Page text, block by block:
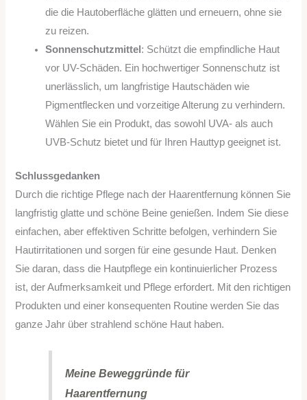
die die Hautoberfläche glätten und erneuern, ohne sie
zu reizen.
Sonnenschutzmittel : Schützt die empfindliche Haut
vor UV-Schäden. Ein hochwertiger Sonnenschutz ist
unerlässlich, um langfristige Hautschäden wie
Pigmentflecken und vorzeitige Alterung zu verhindern.
Wählen Sie ein Produkt, das sowohl UVA- als auch
UVB-Schutz bietet und für Ihren Hauttyp geeignet ist.
Schlussgedanken
Durch die richtige Pflege nach der Haarentfernung können Sie
langfristig glatte und schöne Beine genießen. Indem Sie diese
einfachen, aber effektiven Schritte befolgen, verhindern Sie
Hautirritationen und sorgen für eine gesunde Haut. Denken
Sie daran, dass die Hautpflege ein kontinuierlicher Prozess
ist, der Aufmerksamkeit und Pflege erfordert. Mit den richtigen
Produkten und einer konsequenten Routine werden Sie das
ganze Jahr über strahlend schöne Haut haben.
Meine Beweggründe für
Haarentfernung